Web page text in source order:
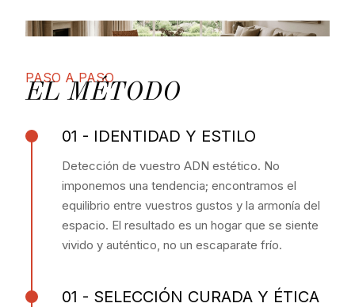
PASO A PASO
EL MÉTODO
01 - IDENTIDAD Y ESTILO
Detección de vuestro ADN estético. No
imponemos una tendencia; encontramos el
equilibrio entre vuestros gustos y la armonía del
espacio. El resultado es un hogar que se siente
vivido y auténtico, no un escaparate frío.
01 - SELECCIÓN CURADA Y ÉTICA